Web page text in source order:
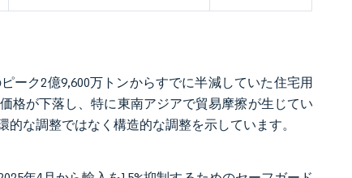
ーク2億9,600万トンからすでに半減していた住宅用
格が下落し、特に東南アジアで貿易摩擦が生じてい
な調整ではなく構造的な調整を示しています。